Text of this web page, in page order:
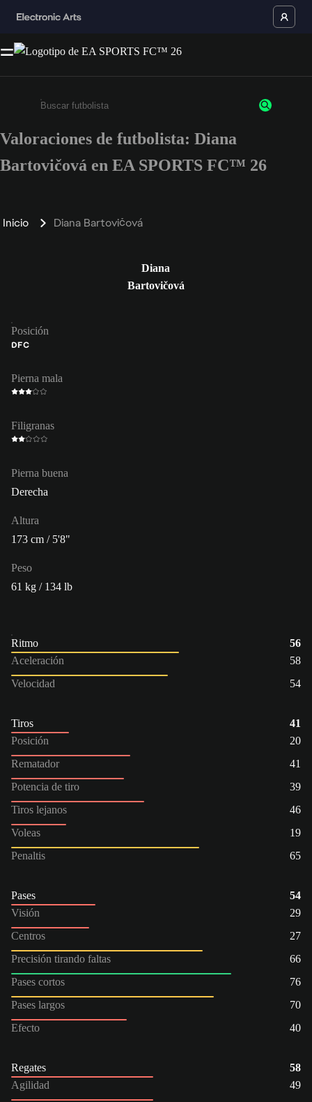
Escribe un mínimo de 3 caracteres o números.
Valoraciones de futbolista: Diana
Bartovičová en EA SPORTS FC™ 26
Inicio Diana Bartovičová
Diana
Bartovičová
Posición
DFC
Pierna mala
Filigranas
Pierna buena
Derecha
Altura
173 cm / 5'8"
Peso
61 kg / 134 lb
Ritmo
56
Aceleración
58
Velocidad
54
Tiros
41
Posición
20
Rematador
41
Potencia de tiro
39
Tiros lejanos
46
Voleas
19
Penaltis
65
Pases
54
Visión
29
Centros
27
Precisión tirando faltas
66
Pases cortos
76
Pases largos
70
Efecto
40
Regates
58
Agilidad
49